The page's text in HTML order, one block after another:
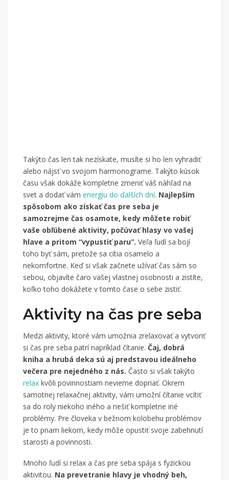
Takýto čas len tak nezískate, musíte si ho len vyhradiť
alebo nájsť vo svojom harmonograme. Takýto kúsok
času však dokáže kompletne zmeniť váš náhľad na
svet a dodať vám energiu do ďalších dní. Najlepším
spôsobom ako získať čas pre seba je
samozrejme čas osamote, kedy môžete robiť
vaše obľúbené aktivity, počúvať hlasy vo vašej
hlave a pritom “vypustiť paru”. Veľa ľudí sa bojí
toho byť sám, pretože sa cítia osamelo a
nekomfortne. Keď si však začnete užívať čas sám so
sebou, objavíte čaro vašej vlastnej osobnosti a zistíte,
koľko toho dokážete v tomto čase o sebe zistiť.
Aktivity na čas pre seba
Medzi aktivity, ktoré vám umožnia zrelaxovať a vytvoriť
si čas pre seba patrí napríklad čítanie. Čaj, dobrá
kniha a hrubá deka sú aj predstavou ideálneho
večera pre nejedného z nás. Často si však takýto
relax kvôli povinnostiam nevieme dopriať. Okrem
samotnej relaxačnej aktivity, vám umožní čítanie vcítiť
sa do roly niekoho iného a riešiť kompletne iné
problémy. Pre človeka v bežnom kolobehu problémov
je to priam liekom, kedy môže opustiť svoje zabehnutí
starosti a povinnosti.
Mnoho ľudí si relax a čas pre seba spája s fyzickou
aktivitou. Na prevetranie hlavy je vhodný beh,